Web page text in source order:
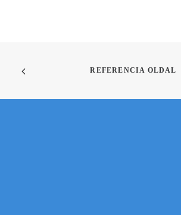
REFERENCIA OLDAL